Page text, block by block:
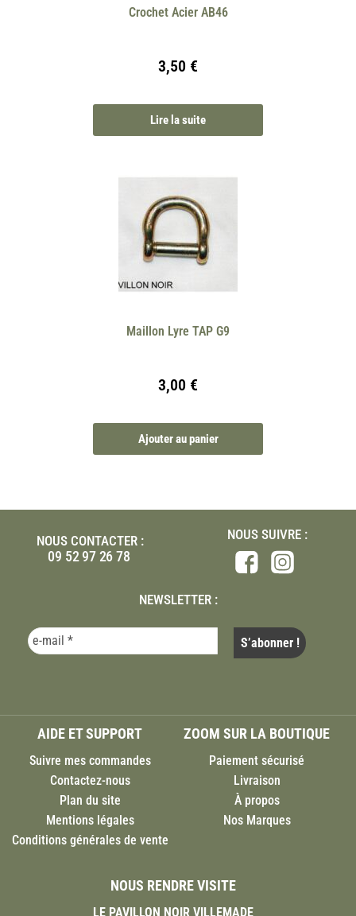
Crochet Acier AB46
3,50 €
Lire la suite
Maillon Lyre TAP G9
3,00 €
Ajouter au panier
NOUS CONTACTER :
09 52 97 26 78
NOUS SUIVRE :
NEWSLETTER :
AIDE ET SUPPORT
Suivre mes commandes
Contactez-nous
Plan du site
Mentions légales
Conditions générales de vente
ZOOM SUR LA BOUTIQUE
Paiement sécurisé
Livraison
À propos
Nos Marques
NOUS RENDRE VISITE
LE PAVILLON NOIR VILLEMADE